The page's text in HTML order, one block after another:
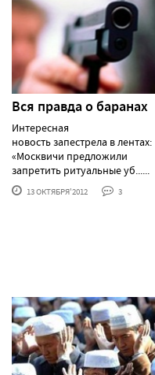
Вся правда о баранах
Интересная
новость запестрела в лентах:
«Москвичи предложили
запретить ритуальные уб......
13 ОКТЯБРЯ'2012 3